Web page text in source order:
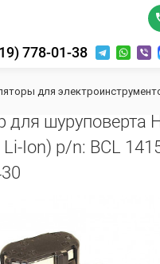
778-01-38
для
для шуруповерта
Ion) p/n: BCL